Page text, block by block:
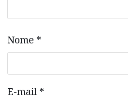
Nome *
E-mail *